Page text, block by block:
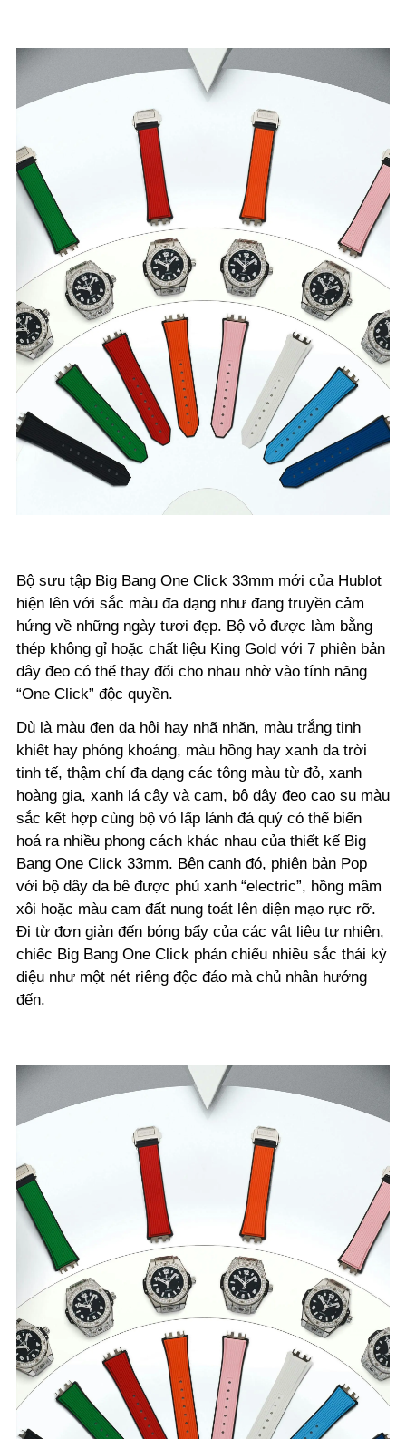
Bộ sưu tập Big Bang One Click 33mm mới của Hublot
hiện lên với sắc màu đa dạng như đang truyền cảm
hứng về những ngày tươi đẹp. Bộ vỏ được làm bằng
thép không gỉ hoặc chất liệu King Gold với 7 phiên bản
dây đeo có thể thay đổi cho nhau nhờ vào tính năng
“One Click” độc quyền.
Dù là màu đen dạ hội hay nhã nhặn, màu trắng tinh
khiết hay phóng khoáng, màu hồng hay xanh da trời
tinh tế, thậm chí đa dạng các tông màu từ đỏ, xanh
hoàng gia, xanh lá cây và cam, bộ dây đeo cao su màu
sắc kết hợp cùng bộ vỏ lấp lánh đá quý có thể biến
hoá ra nhiều phong cách khác nhau của thiết kế Big
Bang One Click 33mm. Bên cạnh đó, phiên bản Pop
với bộ dây da bê được phủ xanh “electric”, hồng mâm
xôi hoặc màu cam đất nung toát lên diện mạo rực rỡ.
Đi từ đơn giản đến bóng bẩy của các vật liệu tự nhiên,
chiếc Big Bang One Click phản chiếu nhiều sắc thái kỳ
diệu như một nét riêng độc đáo mà chủ nhân hướng
đến.